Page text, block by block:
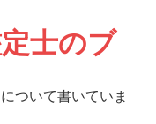
士のブ
ついて書いていま